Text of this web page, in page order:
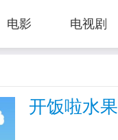
电影 电视剧
开饭啦水果